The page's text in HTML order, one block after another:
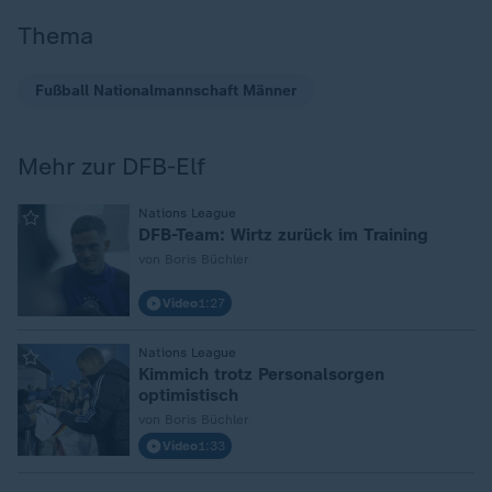
Thema
Fußball Nationalmannschaft Männer
Mehr zur DFB-Elf
Nations League
DFB-Team: Wirtz zurück im Training
Video 1:27
Nations League
Kimmich trotz Personalsorgen
optimistisch
Video 1:33